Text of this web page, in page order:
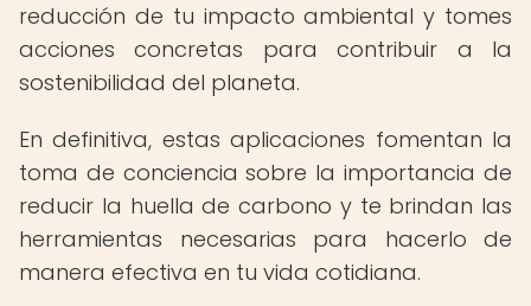
reducción de tu impacto ambiental y tomes
acciones concretas para contribuir a la
sostenibilidad del planeta.
En definitiva, estas aplicaciones fomentan la
toma de conciencia sobre la importancia de
reducir la huella de carbono y te brindan las
herramientas necesarias para hacerlo de
manera efectiva en tu vida cotidiana.